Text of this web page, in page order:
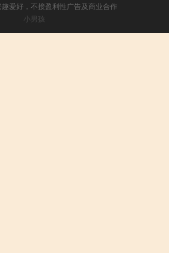
爱好，不接盈利性广告及商业合作
小男孩